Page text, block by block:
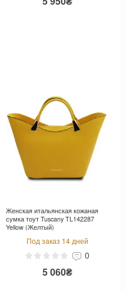
Женская итальянская кожаная
сумка тоут Tuscany TL142287
Yellow (Желтый)
Под заказ 14 дней
0
5 060₴